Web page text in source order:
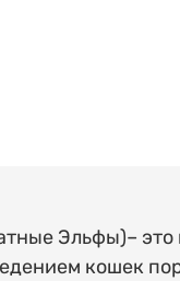
Эльфы)–
кошек